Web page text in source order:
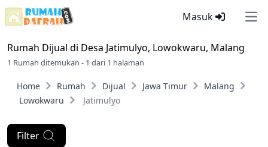
Masuk
Rumah Dijual di Desa Jatimulyo, Lowokwaru, Malang
1 Rumah ditemukan - 1 dari 1 halaman
Home Rumah Dijual Jawa Timur
Malang
Lowokwaru
Jatimulyo
Filter